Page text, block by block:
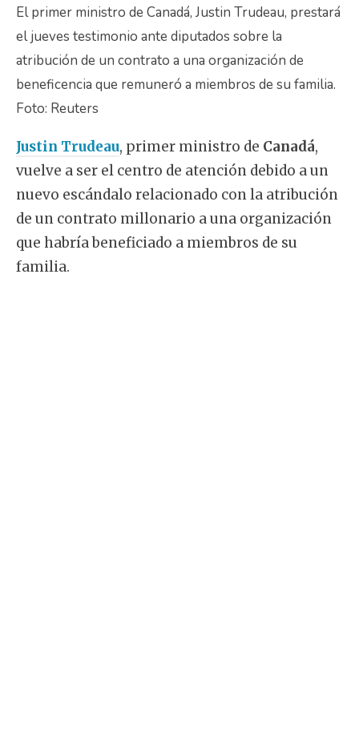
El primer ministro de Canadá, Justin Trudeau, prestará
el jueves testimonio ante diputados sobre la
atribución de un contrato a una organización de
beneficencia que remuneró a miembros de su familia.
Foto: Reuters
Justin Trudeau, primer ministro de Canadá,
vuelve a ser el centro de atención debido a un
nuevo escándalo relacionado con la atribución
de un contrato millonario a una organización
que habría beneficiado a miembros de su
familia.